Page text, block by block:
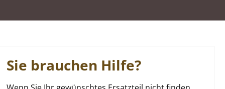
Sie brauchen Hilfe?